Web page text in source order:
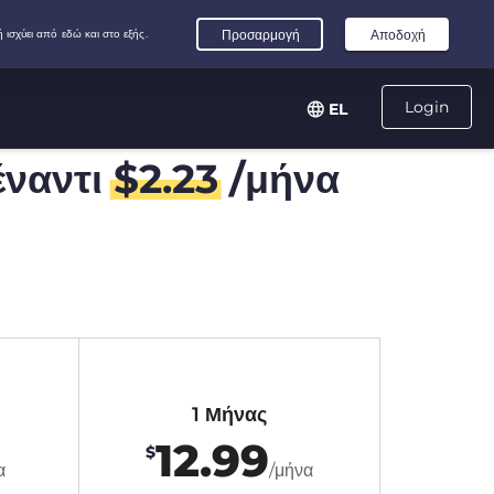
Login
EL
$2.23/μήνα
1 Μήνας
$12.99/μήνα